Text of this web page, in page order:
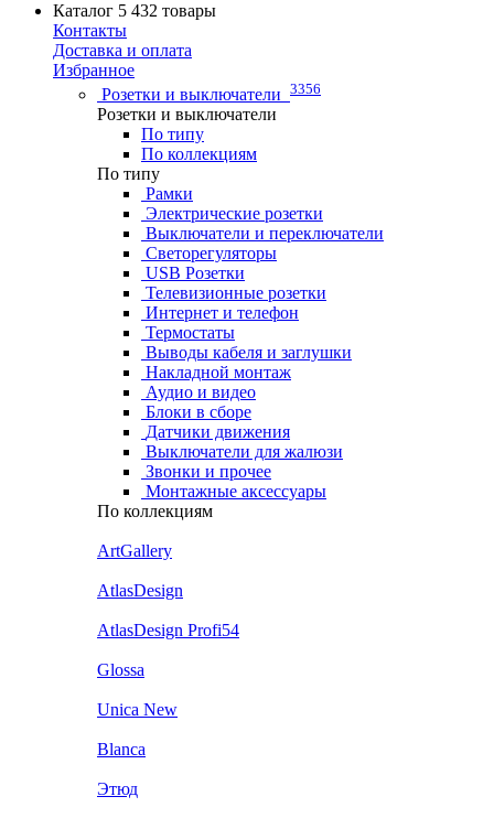
Каталог 5 432 товары
Контакты
Доставка и оплата
Избранное
Розетки и выключатели 3356
Розетки и выключатели
По типу
По коллекциям
По типу
Рамки
Электрические розетки
Выключатели и переключатели
Светорегуляторы
USB Розетки
Телевизионные розетки
Интернет и телефон
Термостаты
Выводы кабеля и заглушки
Накладной монтаж
Аудио и видео
Блоки в сборе
Датчики движения
Выключатели для жалюзи
Звонки и прочее
Монтажные аксессуары
По коллекциям
ArtGallery
AtlasDesign
AtlasDesign Profi54
Glossa
Unica New
Blanca
Этюд